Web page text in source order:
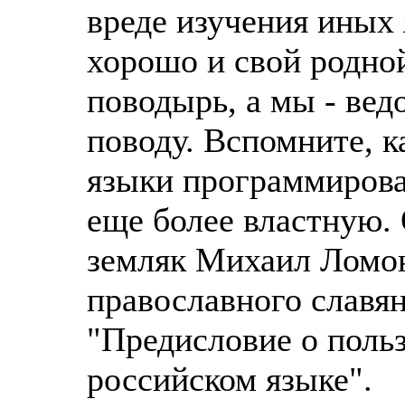
вреде изучения
хорошо и свой
поводырь, а мы -
поводу. Вспомните,
языки
еще более
земляк Михаил
православного
"Предисловие о
российском языке".